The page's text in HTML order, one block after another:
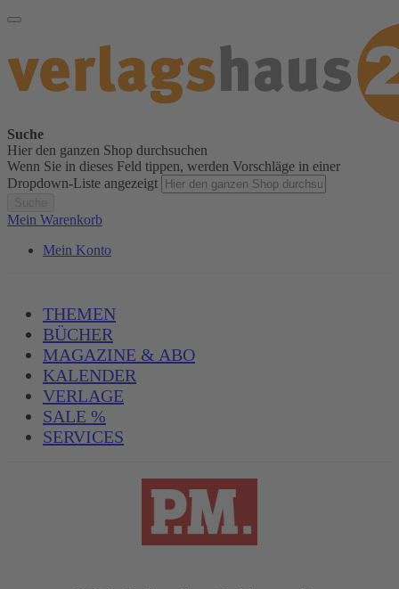
Suche
Hier den ganzen Shop durchsuchen
Wenn Sie in dieses Feld tippen, werden Vorschläge in einer
Dropdown-Liste angezeigt
Mein Warenkorb
Mein Konto
THEMEN
BÜCHER
MAGAZINE & ABO
KALENDER
VERLAGE
SALE %
SERVICES